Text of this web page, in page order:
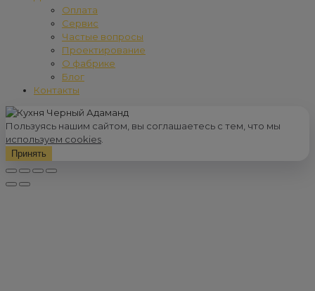
Оплата
Сервис
Частые вопросы
Проектирование
О фабрике
Блог
Контакты
Пользуясь нашим сайтом, вы соглашаетесь с тем, что мы
используем cookies
Принять